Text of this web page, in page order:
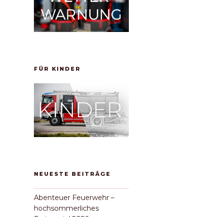
FÜR KINDER
NEUESTE BEITRÄGE
Abenteuer Feuerwehr –
hochsommerliches